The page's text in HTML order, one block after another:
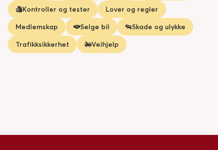
Kontroller og tester
Lover og regler
Medlemskap
Selge bil
Skade og ulykke
Trafikksikkerhet
Veihjelp